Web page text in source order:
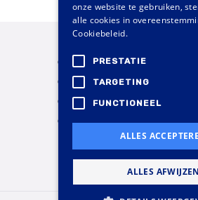
Goud verkopen
Goud kopen
Privacybeleid
Contact
onze website te gebruiken,
alle cookies in
Cookiebeleid.
PRESTATIE
TARGETING
FUNCTIONEEL
ALLES
ALLES AFWIJZEN